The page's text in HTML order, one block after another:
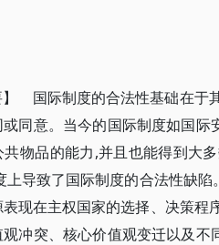
】 国际制度的合法性基础在于
同意。当今的国际制度如国
物品的能力,并且也能得到大
上导致了国际制度的合法性缺
现在主权国家的选择、决策
冲突、核心价值观变迁以及